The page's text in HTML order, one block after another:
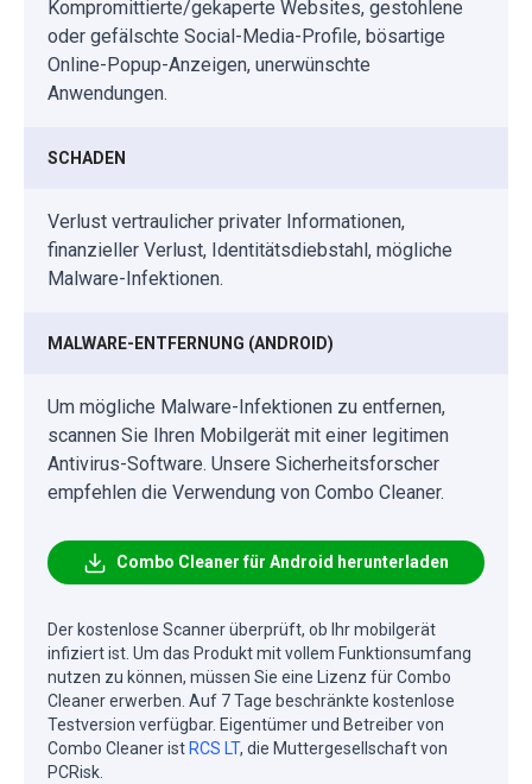
Kompromittierte/gekaperte Websites, gestohlene
oder gefälschte Social-Media-Profile, bösartige
Online-Popup-Anzeigen, unerwünschte
Anwendungen.
SCHADEN
Verlust vertraulicher privater Informationen,
finanzieller Verlust, Identitätsdiebstahl, mögliche
Malware-Infektionen.
MALWARE-ENTFERNUNG (ANDROID)
Um mögliche Malware-Infektionen zu entfernen,
scannen Sie Ihren Mobilgerät mit einer legitimen
Antivirus-Software. Unsere Sicherheitsforscher
empfehlen die Verwendung von Combo Cleaner.
Combo Cleaner für Android herunterladen
Der kostenlose Scanner überprüft, ob Ihr mobilgerät
infiziert ist. Um das Produkt mit vollem Funktionsumfang
nutzen zu können, müssen Sie eine Lizenz für Combo
Cleaner erwerben. Auf 7 Tage beschränkte kostenlose
Testversion verfügbar. Eigentümer und Betreiber von
Combo Cleaner ist RCS LT, die Muttergesellschaft von
PCRisk.